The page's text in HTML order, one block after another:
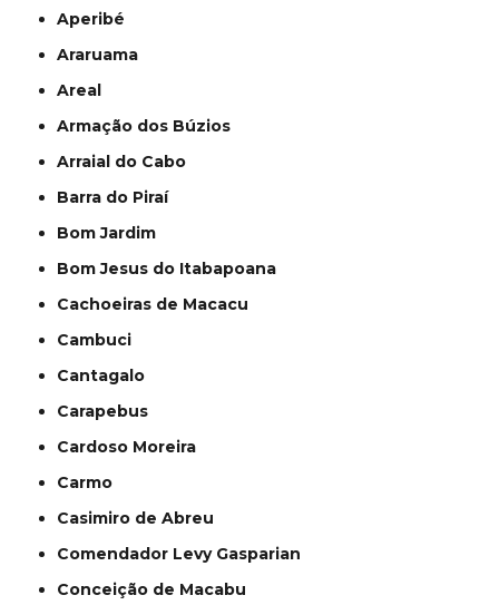
Aperibé
Araruama
Areal
Armação dos Búzios
Arraial do Cabo
Barra do Piraí
Bom Jardim
Bom Jesus do Itabapoana
Cachoeiras de Macacu
Cambuci
Cantagalo
Carapebus
Cardoso Moreira
Carmo
Casimiro de Abreu
Comendador Levy Gasparian
Conceição de Macabu